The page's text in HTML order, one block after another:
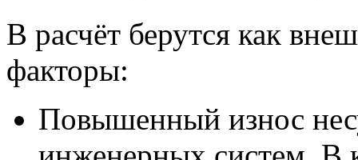
В расчёт берутся как
факторы:
Повышенный износ